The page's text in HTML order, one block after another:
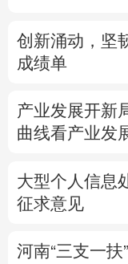
多语种频道
Русский
创新涌动，坚
成绩单
产业发展开新
曲线看产业发
大型个人信息
征求意见
河南“三支一